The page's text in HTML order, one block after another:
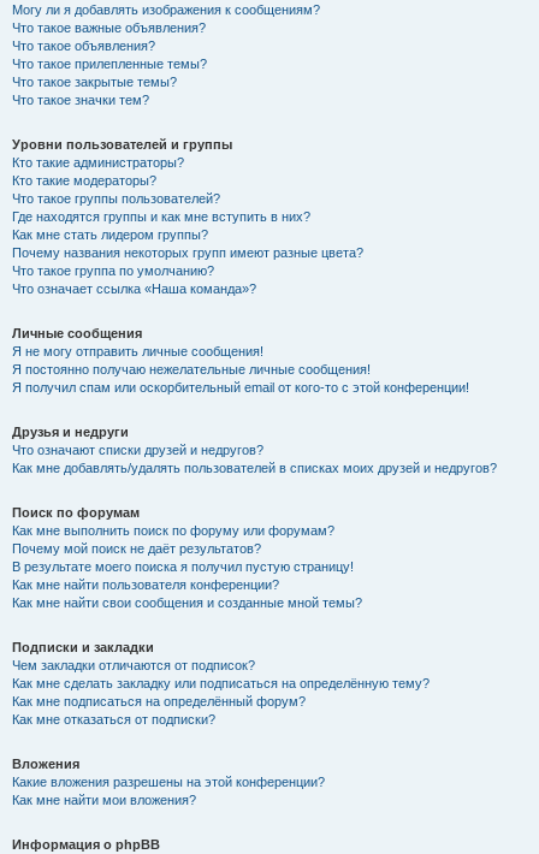
Могу ли я добавлять изображения к сообщениям?
Что такое важные объявления?
Что такое объявления?
Что такое прилепленные темы?
Что такое закрытые темы?
Что такое значки тем?
Уровни пользователей и группы
Кто такие администраторы?
Кто такие модераторы?
Что такое группы пользователей?
Где находятся группы и как мне вступить в них?
Как мне стать лидером группы?
Почему названия некоторых групп имеют разные цвета?
Что такое группа по умолчанию?
Что означает ссылка «Наша команда»?
Личные сообщения
Я не могу отправить личные сообщения!
Я постоянно получаю нежелательные личные сообщения!
Я получил спам или оскорбительный email от кого-то с этой конференции!
Друзья и недруги
Что означают списки друзей и недругов?
Как мне добавлять/удалять пользователей в списках моих друзей и недругов?
Поиск по форумам
Как мне выполнить поиск по форуму или форумам?
Почему мой поиск не даёт результатов?
В результате моего поиска я получил пустую страницу!
Как мне найти пользователя конференции?
Как мне найти свои сообщения и созданные мной темы?
Подписки и закладки
Чем закладки отличаются от подписок?
Как мне сделать закладку или подписаться на определённую тему?
Как мне подписаться на определённый форум?
Как мне отказаться от подписки?
Вложения
Какие вложения разрешены на этой конференции?
Как мне найти мои вложения?
Информация о phpBB